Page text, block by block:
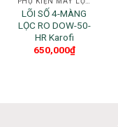
LÕI SỐ 4-MÀNG
LỌC RO DOW-50-
HR Karofi
650,000₫